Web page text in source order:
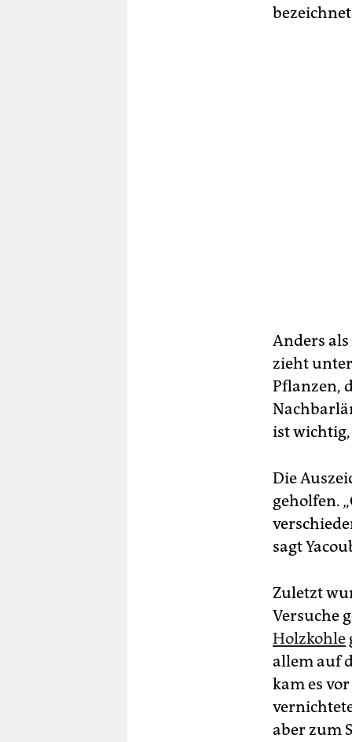
Anders
zieht
Pflanzen,
ist wichtig,
Die
geholfen.
sagt
Zuletzt
Versuche
Holzkohle
allem auf
kam es
aber zum